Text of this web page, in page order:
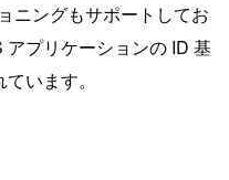
ニングもサポートしてお
プリケーションの ID 基
います。